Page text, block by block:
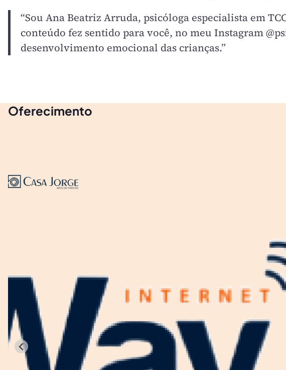
“Sou Ana Beatriz Arruda, psicóloga especialista em
conteúdo fez sentido para você, no meu Instagram
desenvolvimento emocional das crianças.”
Oferecimento